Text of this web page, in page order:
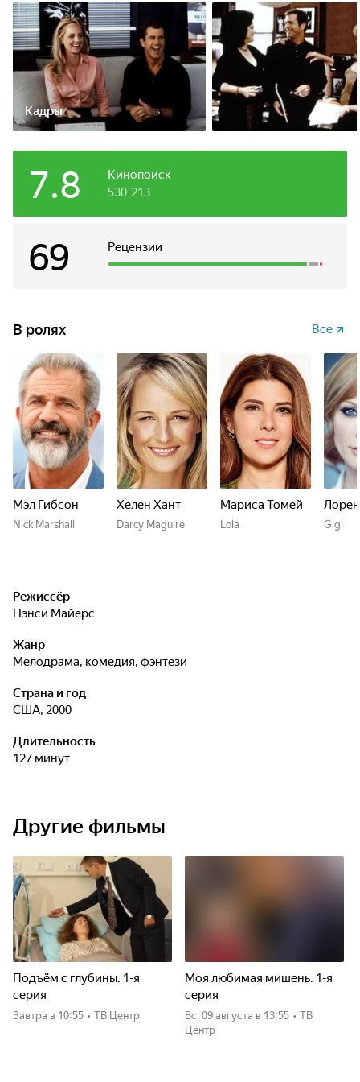
Кадры
Кинопоиск
7.8 530 213
Рецензии
69
В ролях Все
Мэл Гибсон
Nick Marshall
Хелен Хант
Darcy Maguire
Мариса Томей
Lola Gigi
Режиссёр
Нэнси Майерс
Жанр
мелодрама, комедия, фэнтези
Страна и год
США, 2000
Длительность
127 минут
Другие фильмы
Подъём с глубины. 1-я
серия
Завтра в 10:55 • ТВ Центр
Моя любимая мишень. 1-я
серия
вс, 09 августа в 13:55 • ТВ
Центр